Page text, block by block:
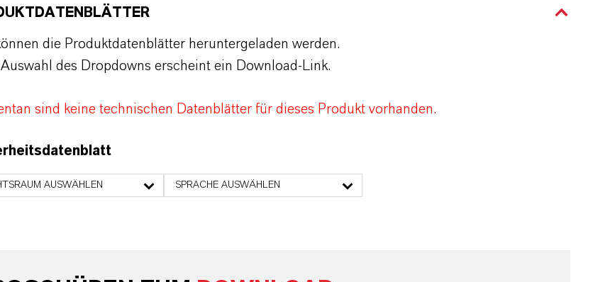
die Produktdatenblätter heruntergeladen werden.
des Dropdowns erscheint ein Download-Link.
sind keine technischen Datenblätter für dieses Produkt vorhanden.
AUSWÄHLEN SPRACHE AUSWÄHLEN